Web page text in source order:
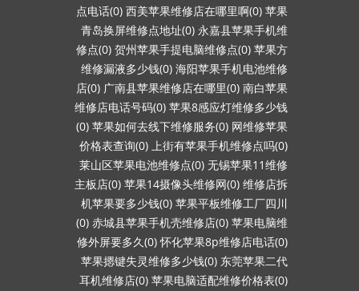
点电话(0) 西美苹果维修店在哪里啊(0) 苹果
青岛换屏维修点地址(0) 永嘉县苹果手机维
修点(0) 贺州苹果手提电脑维修点(0) 苹果方
维修漏液多少钱(0) 海阳苹果手机电池维修
店(0) 广南县苹果维修店在哪里(0) 南白苹果
维修店电话号码(0) 苹果8感应灯维修多少钱
(0) 苹果如何去线下维修服务(0) 网维修苹果
价格表查询(0) 上街有苹果手机维修点吗(0)
莱山区苹果电池维修点(0) 无锡苹果11维修
主板店(0) 苹果14摄像头维修网(0) 维修店拆
机苹果要多少钱(0) 苹果平板维修工厂四川
(0) 赤城县苹果手机壳维修店(0) 苹果电脑维
修外屏要多久(0) 怀化苹果8p维修店电话(0)
苹果摁键失灵维修多少钱(0) 东莞苹果二代
耳机维修店(0) 苹果电脑适配维修价格表(0)